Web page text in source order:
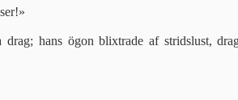
hans ögon blixtrade af stridslust,